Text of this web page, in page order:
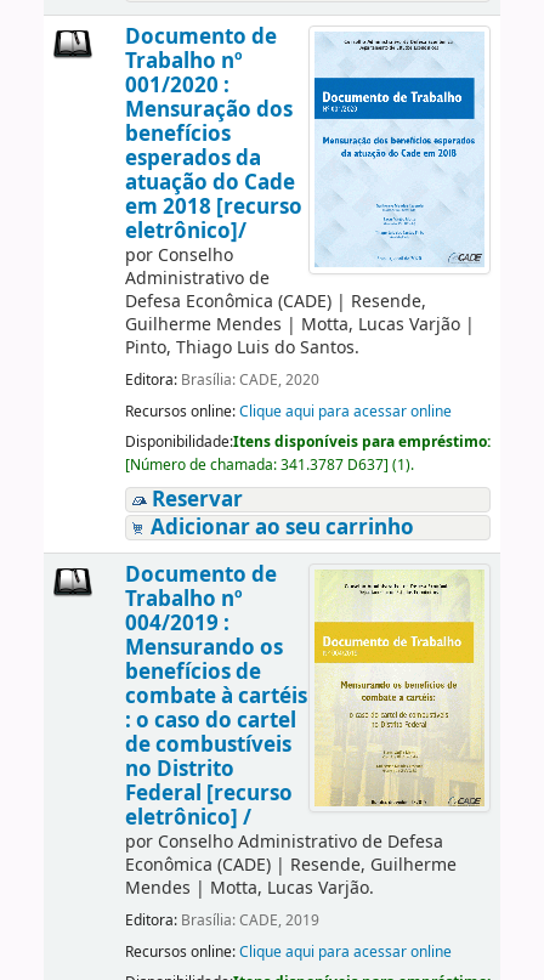
Documento de
Trabalho nº
001/2020 :
Mensuração dos
benefícios
esperados da
atuação do Cade
em 2018 [recurso
eletrônico]/
por Conselho
Administrativo de
Defesa Econômica (CADE)| Resende,
Guilherme Mendes | Motta, Lucas Varjão|
Pinto, Thiago Luis do Santos.
Editora: Brasília: CADE, 2020
Recursos online:Clique aqui para acessar online
Disponibilidade:Itens disponíveis para empréstimo:
[Número de chamada:341.3787 D637] (1).
Reservar
Adicionar ao seu carrinho
Documento de
Trabalho nº
004/2019 :
Mensurando os
benefícios de
combate à cartéis
: o caso do cartel
de combustíveis
no Distrito
Federal [recurso
eletrônico] /
por Conselho Administrativo de Defesa
Econômica (CADE)| Resende, Guilherme
Mendes | Motta, Lucas Varjão.
Editora: Brasília: CADE, 2019
Recursos online:Clique aqui para acessar online